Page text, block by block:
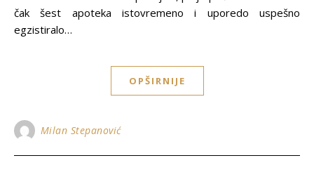
čak šest apoteka istovremeno i uporedo uspešno
egzistiralo…
OPŠIRNIJE
Milan Stepanović